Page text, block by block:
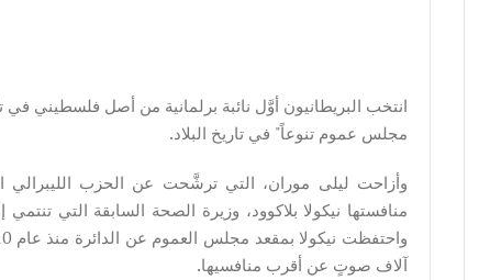
انتخب البريطانيون أوَّل نائبة برلمانية من أصل فلسطيني في
مجلس عموم تنوعاً" في تاريخ البلاد.
وأزاحت ليلى موران، التي ترشَّحت عن الحزب الليبرالي
آلاف صوتٍ عن أقرب منافسيها.